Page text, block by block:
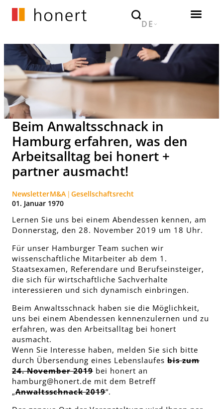
DE
Beim Anwaltsschnack in
Hamburg erfahren, was den
Arbeitsalltag bei honert +
partner ausmacht!
NewsletterM&A Gesellschaftsrecht
01. Januar 1970
Lernen Sie uns bei einem Abendessen kennen, am
Donnerstag, den 28. November 2019 um 18 Uhr.
Für unser Hamburger Team suchen wir
wissenschaftliche Mitarbeiter ab dem 1.
Staatsexamen, Referendare und Berufseinsteiger,
die sich für wirtschaftliche Sachverhalte
interessieren und sich dynamisch einbringen.
Beim Anwaltsschnack haben sie die Möglichkeit,
uns bei einem Abendessen kennenzulernen und zu
erfahren, was den Arbeitsalltag bei honert
ausmacht.
Wenn Sie Interesse haben, melden Sie sich bitte
durch Übersendung eines Lebenslaufes bis zum
24. November 2019 bei honert an
hamburg@honert.de mit dem Betreff
„Anwaltsschnack 2019“.